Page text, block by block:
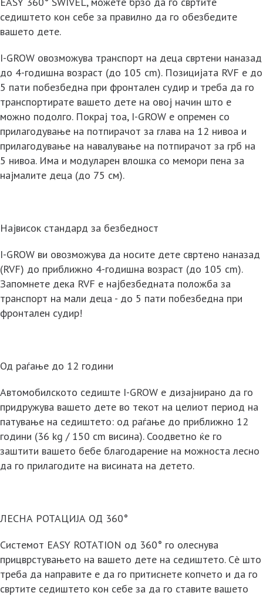
седиштето кон себе за правилно да го обезбедите
вашето дете.
I-GROW овозможува транспорт на деца свртени наназад
до 4-годишна возраст (до 105 cm). Позицијата RVF е до
5 пати побезбедна при фронтален судир и треба да го
транспортирате вашето дете на овој начин што е
можно подолго. Покрај тоа, I-GROW е опремен со
прилагодување на потпирачот за глава на 12 нивоа и
прилагодување на навалување на потпирачот за грб на
5 нивоа. Има и модуларен влошка со мемори пена за
најмалите деца (до 75 см).
Највисок стандард за безбедност
I-GROW ви овозможува да носите дете свртено наназад
(RVF) до приближно 4-годишна возраст (до 105 cm).
Запомнете дека RVF е најбезбедната положба за
транспорт на мали деца - до 5 пати побезбедна при
фронтален судир!
Од раѓање до 12 години
Автомобилското седиште I-GROW е дизајнирано да го
придружува вашето дете во текот на целиот период на
патување на седиштето: од раѓање до приближно 12
години (36 kg / 150 cm висина). Соодветно ќе го
заштити вашето бебе благодарение на можноста лесно
да го прилагодите на висината на детето.
ЛЕСНА РОТАЦИЈА ОД 360°
Системот EASY ROTATION од 360° го олеснува
прицврстувањето на вашето дете на седиштето. Сè што
треба да направите е да го притиснете копчето и да го
свртите седиштето кон себе за да го ставите вашето